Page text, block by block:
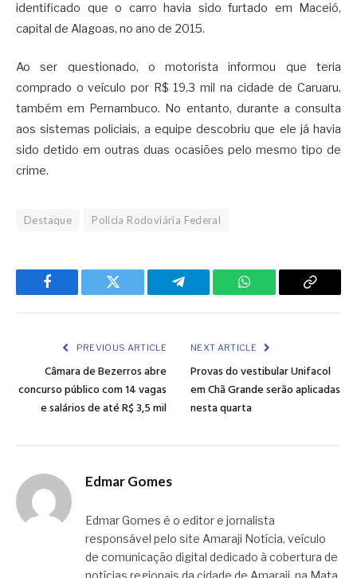
identificado que o carro havia sido furtado em Maceió,
capital de Alagoas, no ano de 2015.
Ao ser questionado, o motorista informou que teria
comprado o veículo por R$ 19,3 mil na cidade de Caruaru,
também em Pernambuco. No entanto, durante a consulta
aos sistemas policiais, a equipe descobriu que ele já havia
sido detido em outras duas ocasiões pelo mesmo tipo de
crime.
Destaque Polícia Rodoviária Federal
Facebook Twitter Telegram WhatsApp Copy
PREVIOUS ARTICLE
Câmara de Bezerros abre
concurso público com 14 vagas
e salários de até R$ 3,5 mil
NEXT ARTICLE
Provas do vestibular Unifacol
em Chã Grande serão aplicadas
nesta quarta
Edmar Gomes
Edmar Gomes é o editor e jornalista
responsável pelo site Amaraji Notícia, veículo
de comunicação digital dedicado à cobertura de